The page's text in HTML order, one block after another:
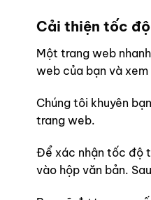
Cải thiện tốc
Một trang web
web của bạn và
Chúng tôi khuyên
trang web.
Để xác nhận tốc độ
vào hộp văn bản.